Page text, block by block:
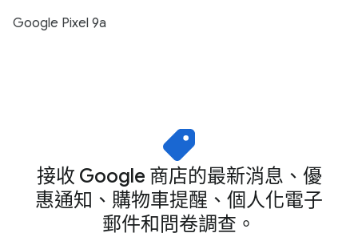
Google Pixel 9a
接收 Google 商店的最新消息、優
惠通知、購物車提醒、個人化電子
郵件和問卷調查。